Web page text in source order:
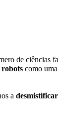
de ciências
robots como
a desmistificar